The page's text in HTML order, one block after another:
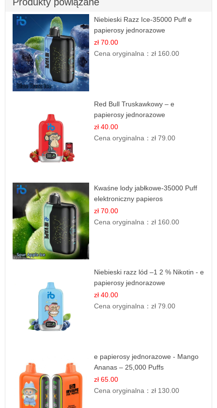
Niebieski Razz Ice-35000 Puff e
papierosy jednorazowe
zł 70.00
Cena oryginalna：zł 160.00
Red Bull Truskawkowy – e
papierosy jednorazowe
zł 40.00
Cena oryginalna：zł 79.00
Kwaśne lody jabłkowe-35000 Puff
elektroniczny papieros
zł 70.00
Cena oryginalna：zł 160.00
Niebieski razz lód –1 2 % Nikotin - e
papierosy jednorazowe
zł 40.00
Cena oryginalna：zł 79.00
e papierosy jednorazowe - Mango
Ananas – 25,000 Puffs
zł 65.00
Cena oryginalna：zł 130.00